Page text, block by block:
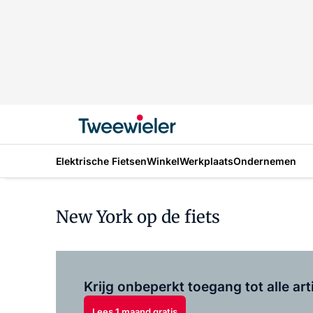
Elektrische FietsenWinkelWerkplaatsOndernemen
New York op de fiets
Krijg onbeperkt toegang tot alle